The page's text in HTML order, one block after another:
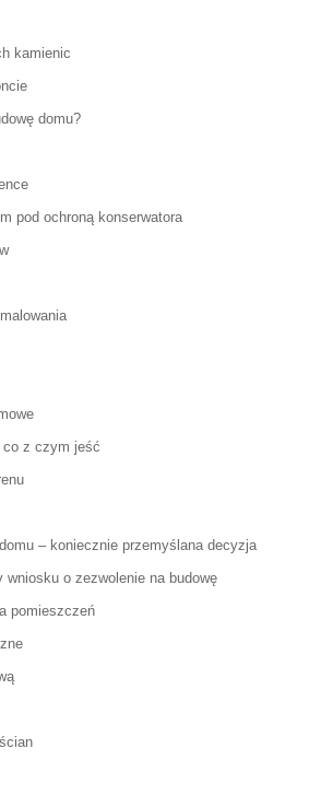
kamienic
domu?
pod ochroną konserwatora
co z czym jeść
– koniecznie przemyślana decyzja
wniosku o zezwolenie na budowę
pomieszczeń